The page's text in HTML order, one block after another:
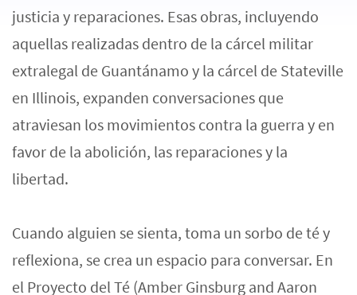
justicia y reparaciones. Esas obras, incluyendo
aquellas realizadas dentro de la cárcel militar
extralegal de Guantánamo y la cárcel de Stateville
en Illinois, expanden conversaciones que
atraviesan los movimientos contra la guerra y en
favor de la abolición, las reparaciones y la
libertad.
Cuando alguien se sienta, toma un sorbo de té y
reflexiona, se crea un espacio para conversar. En
el Proyecto del Té (Amber Ginsburg and Aaron